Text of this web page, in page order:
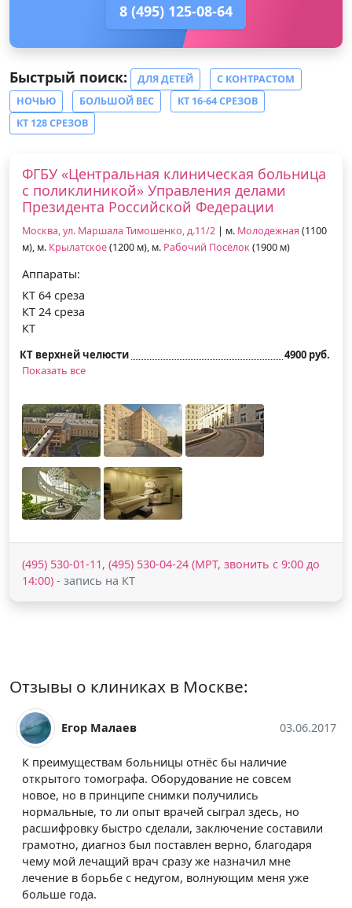
8 (495) 125-08-64
Быстрый поиск: ДЛЯ ДЕТЕЙ
С КОНТРАСТОМ
НОЧЬЮ
БОЛЬШОЙ ВЕС
КТ 16-64 СРЕЗОВ
КТ 128 СРЕЗОВ
ФГБУ «Центральная клиническая больница
с поликлиникой» Управления делами
Президента Российской Федерации
Москва, ул. Маршала Тимошенко, д.11/2 | м. Молодежная (1100
м), м. Крылатское(1200 м), м. Рабочий Посёлок(1900 м)
Аппараты:
КТ 64 среза
КТ 24 среза
КТ
КТ верхней челюсти
4900 руб.
Показать все
(495) 530-01-11, (495) 530-04-24 (МРТ, звонить с 9:00 до
14:00) - запись на КТ
Отзывы о клиниках в Москве:
Егор Малаев 03.06.2017
К преимуществам больницы отнёс бы наличие
открытого томографа. Оборудование не совсем
новое, но в принципе снимки получились
нормальные, то ли опыт врачей сыграл здесь, но
расшифровку быстро сделали, заключение составили
грамотно, диагноз был поставлен верно, благодаря
чему мой лечащий врач сразу же назначил мне
лечение в борьбе с недугом, волнующим меня уже
больше года.